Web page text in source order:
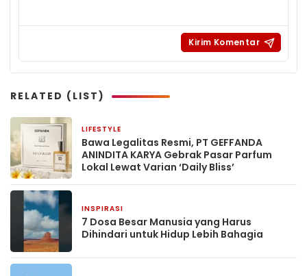
RELATED (LIST)
LIFESTYLE
Bawa Legalitas Resmi, PT GEFFANDA
ANINDITA KARYA Gebrak Pasar Parfum
Lokal Lewat Varian ‘Daily Bliss’
INSPIRASI
7 Dosa Besar Manusia yang Harus
Dihindari untuk Hidup Lebih Bahagia